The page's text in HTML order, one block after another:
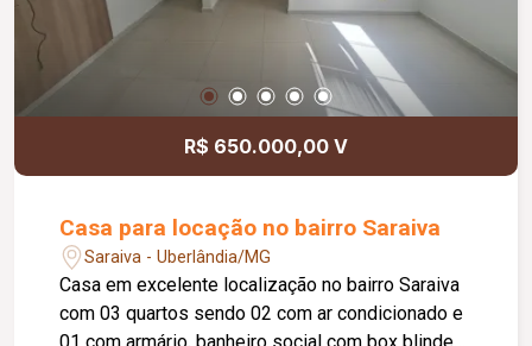
R$ 650.000,00 V
Casa para locação no bairro Saraiva
Saraiva - Uberlândia/MG
Casa em excelente localização no bairro Saraiva
com 03 quartos sendo 02 com ar condicionado e